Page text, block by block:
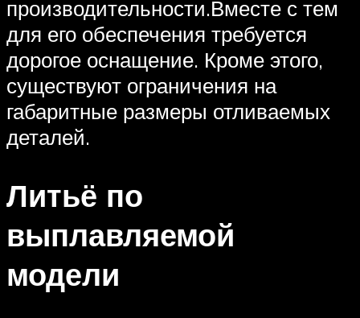
производительности.Вместе с тем
для его обеспечения требуется
дорогое оснащение. Кроме этого,
существуют ограничения на
габаритные размеры отливаемых
деталей.
Литьё по
выплавляемой
модели